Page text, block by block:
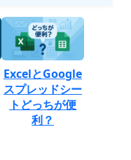
ExcelとGoogle
スプレッドシー
トどっちが便
利？